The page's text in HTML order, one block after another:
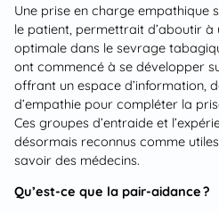
Une prise en charge empathique
le patient, permettrait d’aboutir à
optimale dans le sevrage
ont commencé à se développer
offrant un espace d’information,
d’empathie pour compléter la
Ces groupes d’entraide et
désormais reconnus comme
savoir des médecins.
Qu’est-ce que la pair-aidance ?